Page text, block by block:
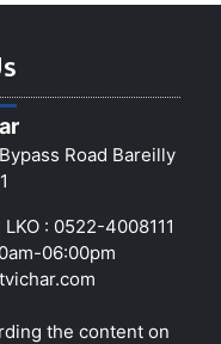
Road Bareilly
: 0522-4008111
06:00pm
the content on